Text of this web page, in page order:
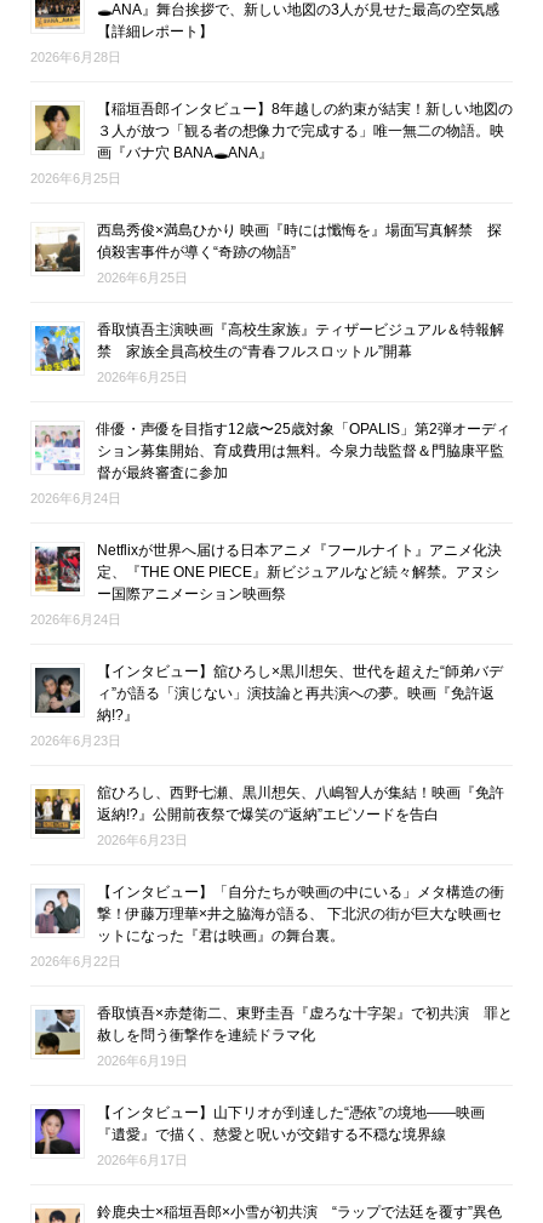
🕳ANA』舞台挨拶で、新しい地図の3人が見せた最高の空気感
【詳細レポート】
2026年6月28日
【稲垣吾郎インタビュー】8年越しの約束が結実！新しい地図の
３人が放つ「観る者の想像力で完成する」唯一無二の物語。映
画『バナ穴 BANA🕳ANA』
2026年6月25日
西島秀俊×満島ひかり 映画『時には懺悔を』場面写真解禁 探
偵殺害事件が導く“奇跡の物語”
2026年6月25日
香取慎吾主演映画『高校生家族』ティザービジュアル＆特報解
禁 家族全員高校生の“青春フルスロットル”開幕
2026年6月25日
俳優・声優を目指す12歳〜25歳対象「OPALIS」第2弾オーディ
ション募集開始、育成費用は無料。今泉力哉監督＆門脇康平監
督が最終審査に参加
2026年6月24日
Netflixが世界へ届ける日本アニメ『フールナイト』アニメ化決
定、『THE ONE PIECE』新ビジュアルなど続々解禁。アヌシ
ー国際アニメーション映画祭
2026年6月24日
【インタビュー】舘ひろし×黒川想矢、世代を超えた“師弟バデ
ィ”が語る「演じない」演技論と再共演への夢。映画『免許返
納!?』
2026年6月23日
舘ひろし、西野七瀬、黒川想矢、八嶋智人が集結！映画『免許
返納!?』公開前夜祭で爆笑の“返納”エピソードを告白
2026年6月23日
【インタビュー】「自分たちが映画の中にいる」メタ構造の衝
撃！伊藤万理華×井之脇海が語る、 下北沢の街が巨大な映画セ
ットになった『君は映画』の舞台裏。
2026年6月22日
香取慎吾×赤楚衛二、東野圭吾『虚ろな十字架』で初共演 罪と
赦しを問う衝撃作を連続ドラマ化
2026年6月19日
【インタビュー】山下リオが到達した“憑依”の境地――映画
『遺愛』で描く、慈愛と呪いが交錯する不穏な境界線
2026年6月17日
鈴鹿央士×稲垣吾郎×小雪が初共演 “ラップで法廷を覆す”異色